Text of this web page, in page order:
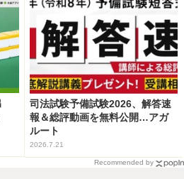
司法試験予備試験2026、解答速
報＆総評動画を無料公開…アガ
ルート
2026.7.21
Recommended by